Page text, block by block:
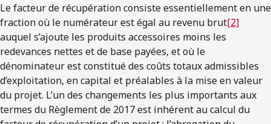
Le facteur de récupération consiste essentiellement en une
fraction où le numérateur est égal au revenu brut[2]
auquel s’ajoute les produits accessoires moins les
redevances nettes et de base payées, et où le
dénominateur est constitué des coûts totaux admissibles
d’exploitation, en capital et préalables à la mise en valeur
du projet. L’un des changements les plus importants aux
termes du Règlement de 2017 est inhérent au calcul du